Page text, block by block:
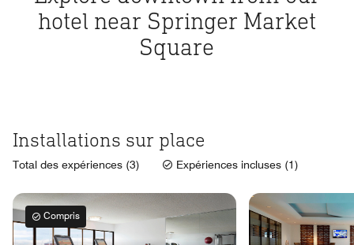
hotel near Springer Market
Square
Installations sur place
Total des expériences (3) Expériences incluses (1)
Compris